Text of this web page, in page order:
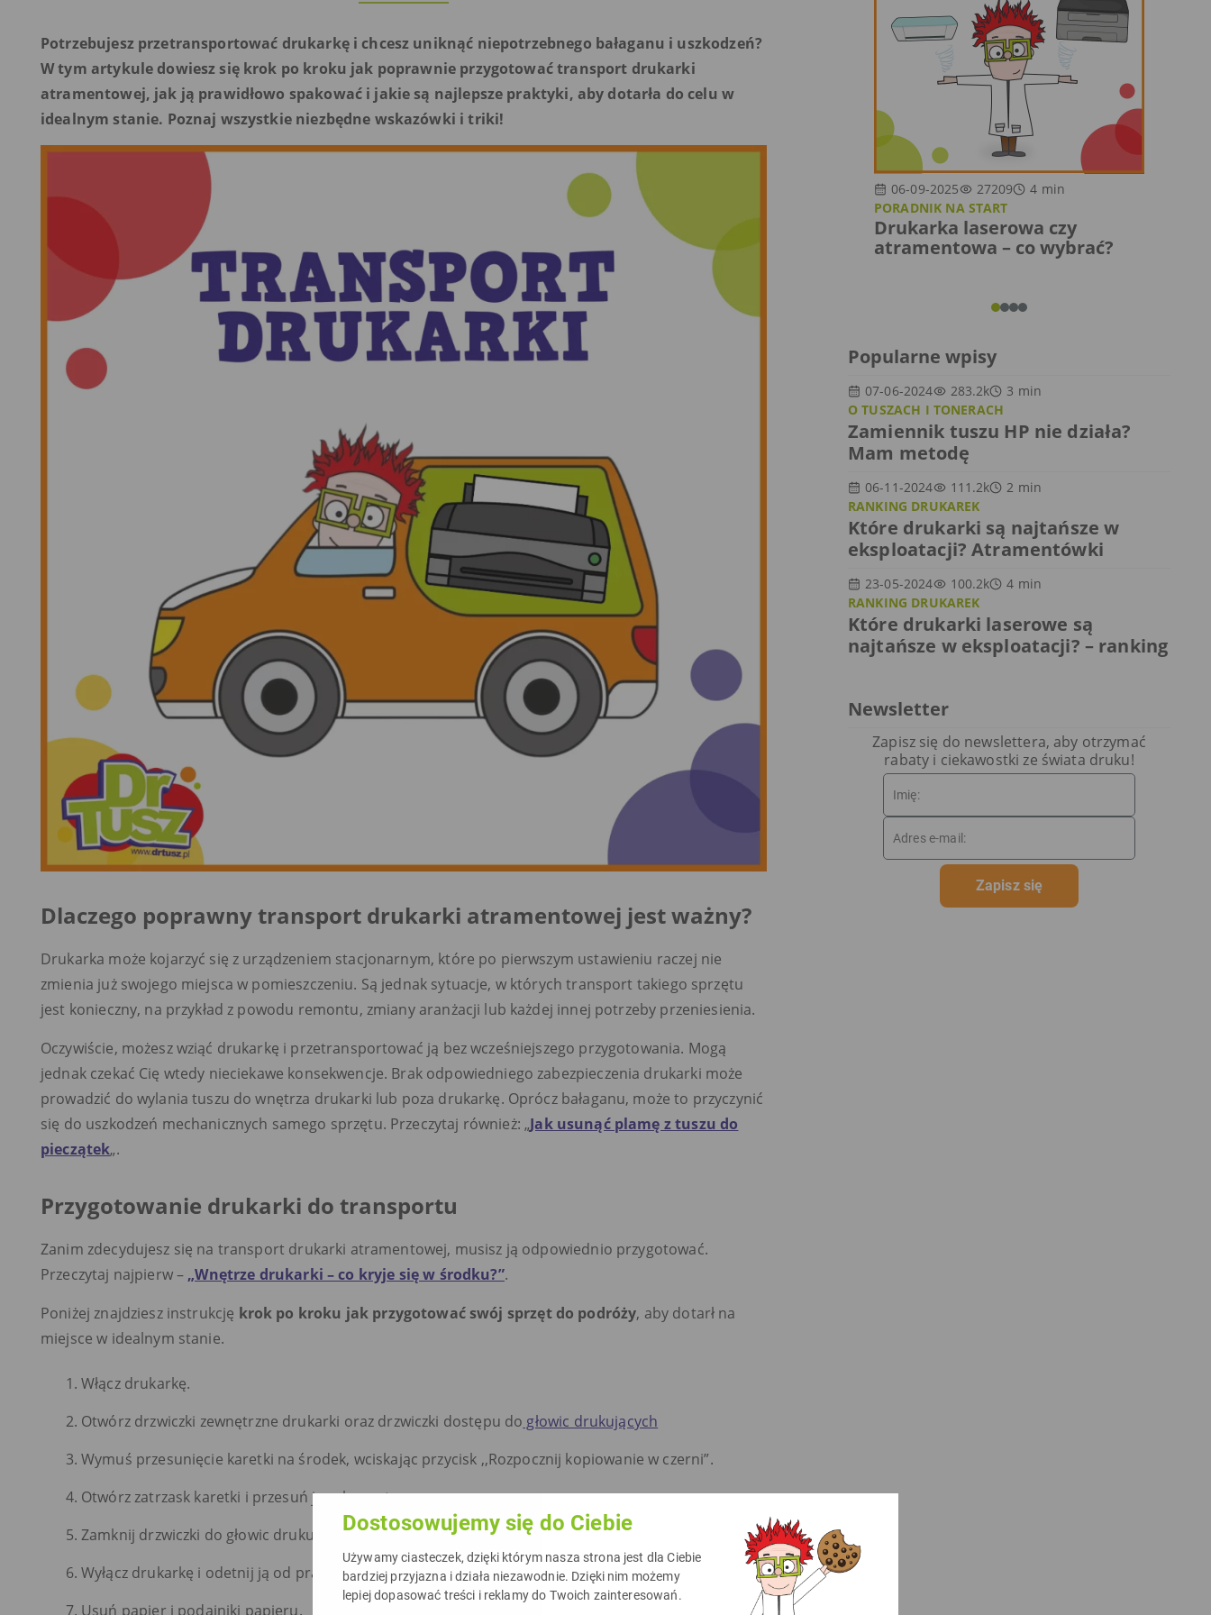
Dostosowujemy się do Ciebie
Używamy ciasteczek, dzięki którym nasza strona jest dla Ciebie
bardziej przyjazna i działa niezawodnie. Dzięki nim możemy
lepiej dopasować treści i reklamy do Twoich zainteresowań.
Potrzebujesz przetransportować drukarkę i chcesz uniknąć niepotrzebnego bałaganu i uszkodzeń?
W tym artykule dowiesz się krok po kroku jak poprawnie przygotować transport drukarki
atramentowej, jak ją prawidłowo spakować i jakie są najlepsze praktyki, aby dotarła do celu w
idealnym stanie. Poznaj wszystkie niezbędne wskazówki i triki!
Dlaczego poprawny transport drukarki atramentowej jest ważny?
Drukarka może kojarzyć się z urządzeniem stacjonarnym, które po pierwszym ustawieniu raczej nie
zmienia już swojego miejsca w pomieszczeniu. Są jednak sytuacje, w których transport takiego sprzętu
jest konieczny, na przykład z powodu remontu, zmiany aranżacji lub każdej innej potrzeby przeniesienia.
Oczywiście, możesz wziąć drukarkę i przetransportować ją bez wcześniejszego przygotowania. Mogą
jednak czekać Cię wtedy nieciekawe konsekwencje. Brak odpowiedniego zabezpieczenia drukarki może
prowadzić do wylania tuszu do wnętrza drukarki lub poza drukarkę. Oprócz bałaganu, może to przyczynić
się do uszkodzeń mechanicznych samego sprzętu. Przeczytaj również: „Jak usunąć plamę z tuszu do
pieczątek„.
Przygotowanie drukarki do transportu
Zanim zdecydujesz się na transport drukarki atramentowej, musisz ją odpowiednio przygotować.
Przeczytaj najpierw – „Wnętrze drukarki – co kryje się w środku?”.
Poniżej znajdziesz instrukcję krok po kroku jak przygotować swój sprzęt do podróży, aby dotarł na
miejsce w idealnym stanie.
Włącz drukarkę.
Otwórz drzwiczki zewnętrzne drukarki oraz drzwiczki dostępu do głowic drukujących
Wymuś przesunięcie karetki na środek, wciskając przycisk ,,Rozpocznij kopiowanie w czerni”.
Otwórz zatrzask karetki i przesuń ją w lewą stronę.
Zamknij drzwiczki do głowic drukujących i drzwiczki zewnętrzne.
Wyłącz drukarkę i odetnij ją od prądu.
Usuń papier i podajniki papieru.
06-09-2025 27209 4 min
PORADNIK NA START
Drukarka laserowa czy
atramentowa – co wybrać?
Popularne wpisy
07-06-2024 283.2k 3 min
O TUSZACH I TONERACH
Zamiennik tuszu HP nie działa?
Mam metodę
06-11-2024 111.2k 2 min
RANKING DRUKAREK
Które drukarki są najtańsze w
eksploatacji? Atramentówki
23-05-2024 100.2k 4 min
RANKING DRUKAREK
Które drukarki laserowe są
najtańsze w eksploatacji? – ranking
Newsletter
Zapisz się do newslettera, aby otrzymać
rabaty i ciekawostki ze świata druku!
Zapisz się